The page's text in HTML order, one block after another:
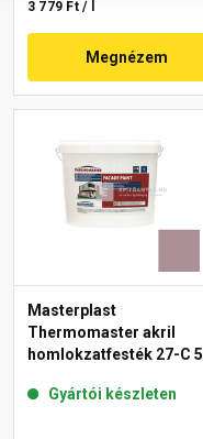
3 779 Ft / l
Megnézem
Masterplast
Thermomaster akril
homlokzatfesték 27-C 5 l
Gyártói készleten